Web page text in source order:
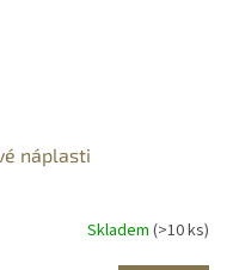
náplasti
Skladem (>10 ks)